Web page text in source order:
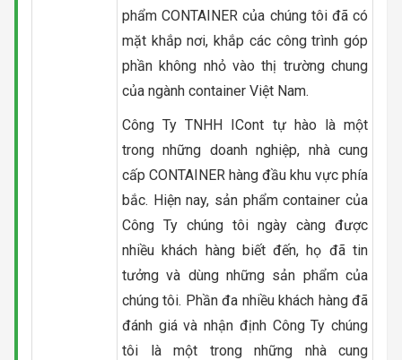
phẩm CONTAINER của chúng tôi đã có
mặt khắp nơi, khắp các công trình góp
phần không nhỏ vào thị trường chung
của ngành container Việt Nam.
Công Ty TNHH ICont tự hào là một
trong những doanh nghiệp, nhà cung
cấp CONTAINER hàng đầu khu vực phía
bắc. Hiện nay, sản phẩm container của
Công Ty chúng tôi ngày càng được
nhiều khách hàng biết đến, họ đã tin
tưởng và dùng những sản phẩm của
chúng tôi. Phần đa nhiều khách hàng đã
đánh giá và nhận định Công Ty chúng
tôi là một trong những nhà cung